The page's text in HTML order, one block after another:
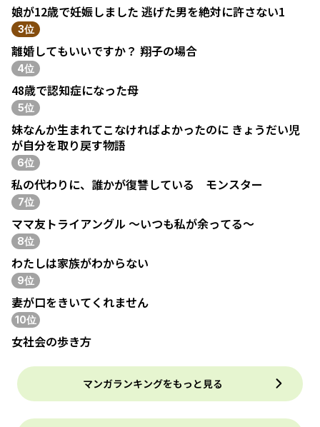
娘が12歳で妊娠しました 逃げた男を絶対に許さない1
3位
離婚してもいいですか？ 翔子の場合
4位
48歳で認知症になった母
5位
妹なんか生まれてこなければよかったのに きょうだい児
が自分を取り戻す物語
6位
私の代わりに、誰かが復讐している モンスター
7位
ママ友トライアングル ～いつも私が余ってる～
8位
わたしは家族がわからない
9位
妻が口をきいてくれません
10位
女社会の歩き方
マンガランキングをもっと見る